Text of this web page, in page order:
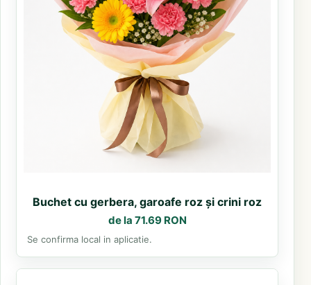
Buchet cu gerbera, garoafe roz și crini roz
de la 71.69 RON
Se confirma local in aplicatie.